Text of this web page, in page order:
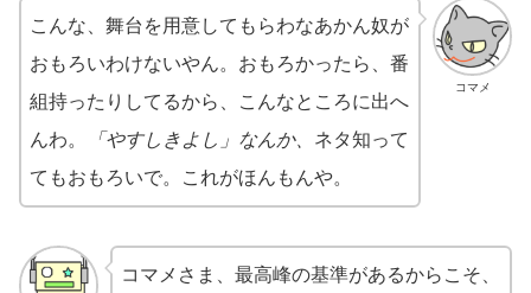
コマメ
こんな、舞台を用意してもらわなあかん奴が
おもろいわけないやん。おもろかったら、番
組持ったりしてるから、こんなところに出へ
んわ。
「やすしきよし」なんか、 ネタ知って
てもおもろいで。これがほんもんや。
コマメさま、最高峰の基準があるからこそ、